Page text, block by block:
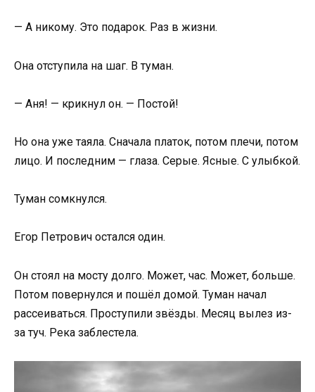
— А никому. Это подарок. Раз в жизни.
Она отступила на шаг. В туман.
— Аня! — крикнул он. — Постой!
Но она уже таяла. Сначала платок, потом плечи, потом
лицо. И последним — глаза. Серые. Ясные. С улыбкой.
Туман сомкнулся.
Егор Петрович остался один.
Он стоял на мосту долго. Может, час. Может, больше.
Потом повернулся и пошёл домой. Туман начал
рассеиваться. Проступили звёзды. Месяц вылез из-
за туч. Река заблестела.